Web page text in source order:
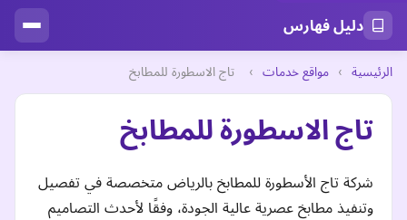
دليل فهارس
الرئيسية › مواقع خدمات › تاج الاسطورة للمطابخ
تاج الاسطورة للمطابخ
شركة تاج الأسطورة للمطابخ بالرياض متخصصة في تفصيل
وتنفيذ مطابخ عصرية عالية الجودة، وفقًا لأحدث التصاميم